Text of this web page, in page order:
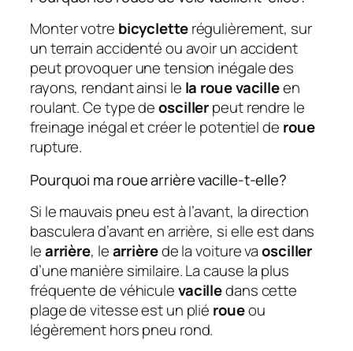
Monter votre bicycletterégulièrement, sur
un terrain accidenté ou avoir un accident
peut provoquer une tension inégale des
rayons, rendant ainsi le la roue vacilleen
roulant. Ce type deoscillerpeut rendre le
freinage inégal et créer le potentiel de roue
rupture.
Pourquoi ma roue arrière vacille-t-elle?
Si le mauvais pneu est à l’avant, la direction
basculera d’avant en arrière, si elle est dans
learrière, learrièrede la voiture vaosciller
d’une manière similaire. La cause la plus
fréquente de véhiculevacilledans cette
plage de vitesse est un plié roueou
légèrement hors pneu rond.